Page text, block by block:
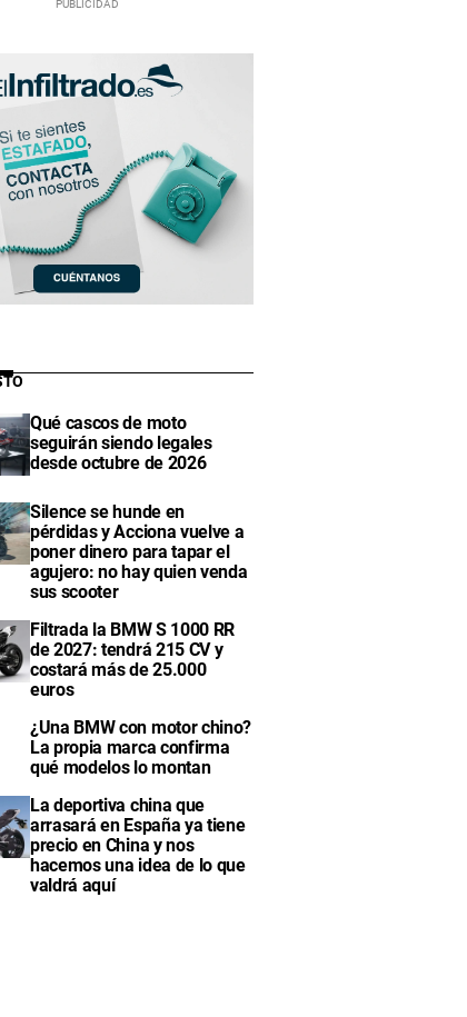
Qué cascos de moto
seguirán siendo legales
desde octubre de 2026
Silence se hunde en
pérdidas y Acciona vuelve a
poner dinero para tapar el
agujero: no hay quien venda
sus scooter
Filtrada la BMW S 1000 RR
de 2027: tendrá 215 CV y
costará más de 25.000
euros
¿Una BMW con motor chino?
La propia marca confirma
qué modelos lo montan
La deportiva china que
arrasará en España ya tiene
precio en China y nos
hacemos una idea de lo que
valdrá aquí